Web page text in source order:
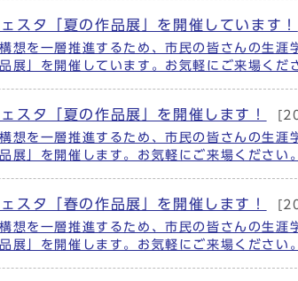
スタ「夏の作品展」を開催しています！
想を一層推進するため、市民の皆さんの生
展」を開催しています。お気軽にご来場くだ
スタ「夏の作品展」を開催します！
想を一層推進するため、市民の皆さんの生
展」を開催します。お気軽にご来場ください。
スタ「春の作品展」を開催します！
想を一層推進するため、市民の皆さんの生
展」を開催します。お気軽にご来場ください。